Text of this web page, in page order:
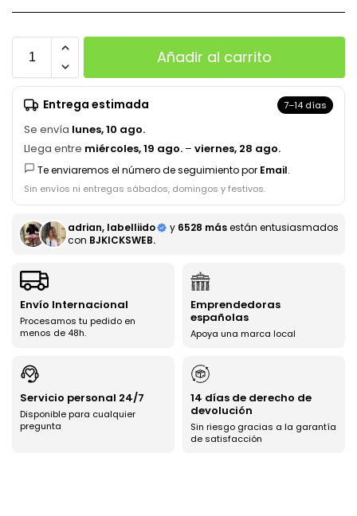
Añadir al carrito
Entrega estimada 7–14 días
Se envía lunes, 10 ago.
Llega entre miércoles, 19 ago. – viernes, 28 ago.
Te enviaremos el número de seguimiento por Email.
Sin envíos ni entregas sábados, domingos y festivos.
adrian, labelliido y 6528 másestán entusiasmados
con BJKICKSWEB.
Envío Internacional
Procesamos tu pedido en
menos de 48h.
Emprendedoras
españolas
Apoya una marca local
Servicio personal 24/7
Disponible para cualquier
pregunta
14 días de derecho de
devolución
Sin riesgo gracias a la garantía
de satisfacción